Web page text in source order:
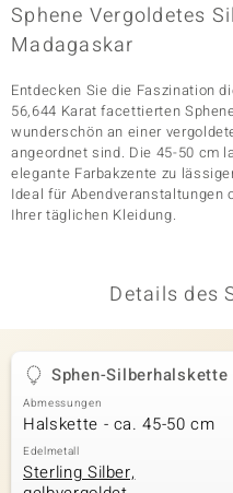
Sphene Vergoldetes
Madagaskar
Entdecken Sie die Faszination
56,644 Karat facettierten
wunderschön an einer
angeordnet sind. Die 45-50 cm
elegante Farbakzente zu
Ideal für Abendveranstaltungen
Ihrer täglichen Kleidung.
Details des
Sphen-Silberhalskette
Abmessungen
Halskette - ca. 45-50 cm
Edelmetall
Sterling Silber,